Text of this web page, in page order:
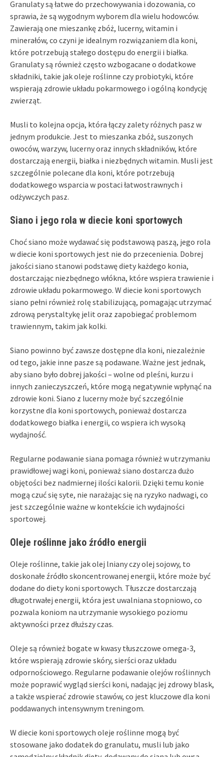
Granulaty są łatwe do przechowywania i dozowania, co
sprawia, że są wygodnym wyborem dla wielu hodowców.
Zawierają one mieszankę zbóż, lucerny, witamin i
minerałów, co czyni je idealnym rozwiązaniem dla koni,
które potrzebują stałego dostępu do energii i białka.
Granulaty są również często wzbogacane o dodatkowe
składniki, takie jak oleje roślinne czy probiotyki, które
wspierają zdrowie układu pokarmowego i ogólną kondycję
zwierząt.
Musli to kolejna opcja, która łączy zalety różnych pasz w
jednym produkcie. Jest to mieszanka zbóż, suszonych
owoców, warzyw, lucerny oraz innych składników, które
dostarczają energii, białka i niezbędnych witamin. Musli jest
szczególnie polecane dla koni, które potrzebują
dodatkowego wsparcia w postaci łatwostrawnych i
odżywczych pasz.
Siano i jego rola w diecie koni sportowych
Choć siano może wydawać się podstawową paszą, jego rola
w diecie koni sportowych jest nie do przecenienia. Dobrej
jakości siano stanowi podstawę diety każdego konia,
dostarczając niezbędnego włókna, które wspiera trawienie i
zdrowie układu pokarmowego. W diecie koni sportowych
siano pełni również rolę stabilizującą, pomagając utrzymać
zdrową perystaltykę jelit oraz zapobiegać problemom
trawiennym, takim jak kolki.
Siano powinno być zawsze dostępne dla koni, niezależnie
od tego, jakie inne pasze są podawane. Ważne jest jednak,
aby siano było dobrej jakości – wolne od pleśni, kurzu i
innych zanieczyszczeń, które mogą negatywnie wpłynąć na
zdrowie koni. Siano z lucerny może być szczególnie
korzystne dla koni sportowych, ponieważ dostarcza
dodatkowego białka i energii, co wspiera ich wysoką
wydajność.
Regularne podawanie siana pomaga również w utrzymaniu
prawidłowej wagi koni, ponieważ siano dostarcza dużo
objętości bez nadmiernej ilości kalorii. Dzięki temu konie
mogą czuć się syte, nie narażając się na ryzyko nadwagi, co
jest szczególnie ważne w kontekście ich wydajności
sportowej.
Oleje roślinne jako źródło energii
Oleje roślinne, takie jak olej lniany czy olej sojowy, to
doskonałe źródło skoncentrowanej energii, które może być
dodane do diety koni sportowych. Tłuszcze dostarczają
długotrwałej energii, która jest uwalniana stopniowo, co
pozwala koniom na utrzymanie wysokiego poziomu
aktywności przez dłuższy czas.
Oleje są również bogate w kwasy tłuszczowe omega-3,
które wspierają zdrowie skóry, sierści oraz układu
odpornościowego. Regularne podawanie olejów roślinnych
może poprawić wygląd sierści koni, nadając jej zdrowy blask,
a także wspierać zdrowie stawów, co jest kluczowe dla koni
poddawanych intensywnym treningom.
W diecie koni sportowych oleje roślinne mogą być
stosowane jako dodatek do granulatu, musli lub jako